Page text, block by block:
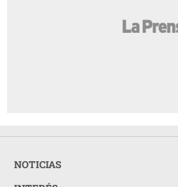
NOTICIAS